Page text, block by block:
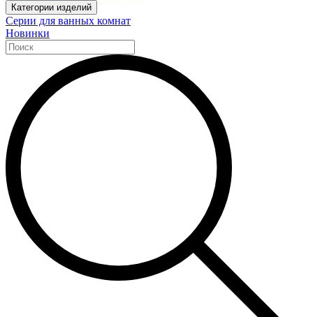
Категории изделий
Серии для ванных комнат
Новинки